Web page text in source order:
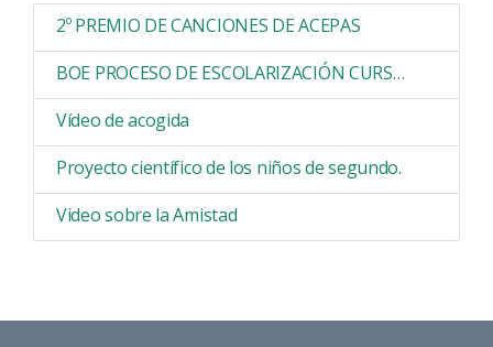
2º PREMIO DE CANCIONES DE ACEPAS
BOE PROCESO DE ESCOLARIZACIÓN CURSO 2019/2020
Vídeo de acogida
Proyecto científico de los niños de segundo.
Video sobre la Amistad